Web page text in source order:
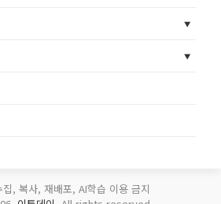
, 복사, 재배포, AI학습 이용 금지